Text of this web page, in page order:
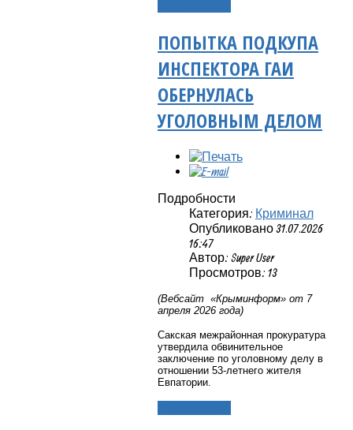
ПОПЫТКА ПОДКУПА
ИНСПЕКТОРА ГАИ
ОБЕРНУЛАСЬ
УГОЛОВНЫМ ДЕЛОМ
Подробности
Категория: Криминал
Опубликовано 31.07.2026
16:47
Автор: Super User
Просмотров: 13
(Вебсайт «Крыминформ» от 7
апреля 2026 года)
Сакская межрайонная прокуратура
утвердила обвинительное
заключение по уголовному делу в
отношении 53-летнего жителя
Евпатории.